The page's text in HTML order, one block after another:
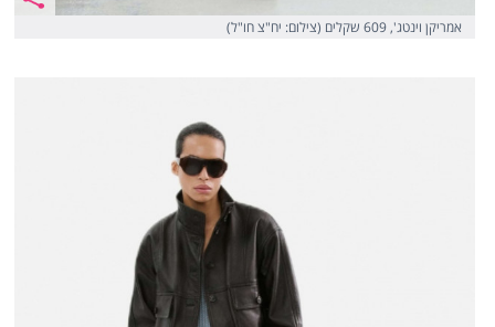
אמריקן וינטג', 609 שקלים (צילום: יח"צ חו"ל)